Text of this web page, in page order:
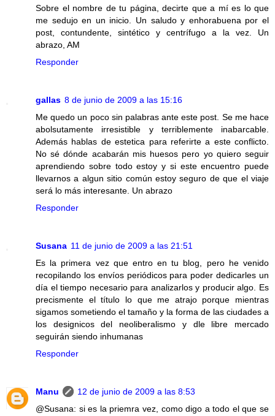
Sobre el nombre de tu página, decirte que a mí es lo que
me sedujo en un inicio. Un saludo y enhorabuena por el
post, contundente, sintético y centrífugo a la vez. Un
abrazo, AM
Responder
gallas 8 de junio de 2009 a las 15:16
Me quedo un poco sin palabras ante este post. Se me hace
abolsutamente irresistible y terriblemente inabarcable.
Además hablas de estetica para referirte a este conflicto.
No sé dónde acabarán mis huesos pero yo quiero seguir
aprendiendo sobre todo estoy y si este encuentro puede
llevarnos a algun sitio común estoy seguro de que el viaje
será lo más interesante. Un abrazo
Responder
Susana 11 de junio de 2009 a las 21:51
Es la primera vez que entro en tu blog, pero he venido
recopilando los envíos periódicos para poder dedicarles un
día el tiempo necesario para analizarlos y producir algo. Es
precismente el título lo que me atrajo porque mientras
sigamos sometiendo el tamaño y la forma de las ciudades a
los designicos del neoliberalismo y dle libre mercado
seguirán siendo inhumanas
Responder
Manu
12 de junio de 2009 a las 8:53
@Susana: si es la priemra vez, como digo a todo el que se